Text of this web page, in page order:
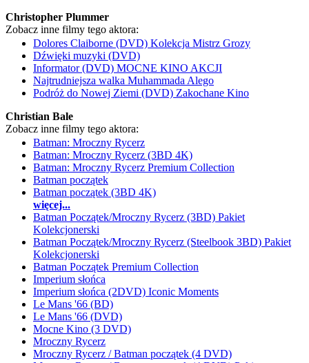
Christopher Plummer
Zobacz inne filmy tego aktora:
Dolores Claiborne (DVD) Kolekcja Mistrz Grozy
Dźwięki muzyki (DVD)
Informator (DVD) MOCNE KINO AKCJI
Najtrudniejsza walka Muhammada Alego
Podróż do Nowej Ziemi (DVD) Zakochane Kino
Christian Bale
Zobacz inne filmy tego aktora:
Batman: Mroczny Rycerz
Batman: Mroczny Rycerz (3BD 4K)
Batman: Mroczny Rycerz Premium Collection
Batman początek
Batman początek (3BD 4K)
więcej...
Batman Początek/Mroczny Rycerz (3BD) Pakiet
Kolekcjonerski
Batman Początek/Mroczny Rycerz (Steelbook 3BD) Pakiet
Kolekcjonerski
Batman Początek Premium Collection
Imperium słońca
Imperium słońca (2DVD) Iconic Moments
Le Mans '66 (BD)
Le Mans '66 (DVD)
Mocne Kino (3 DVD)
Mroczny Rycerz
Mroczny Rycerz / Batman początek (4 DVD)